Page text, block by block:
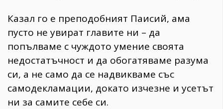
Казал го е преподобният Паисий, ама
пусто не увират главите ни – да
попълваме с чуждото умение своята
недостатъчност и да обогатяваме разума
си, а не само да се надвикваме със
самодекламации, докато изчезне и усетът
ни за самите себе си.